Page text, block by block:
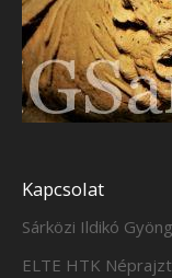
Kapcsolat
Sárközi Ildikó
ELTE HTK